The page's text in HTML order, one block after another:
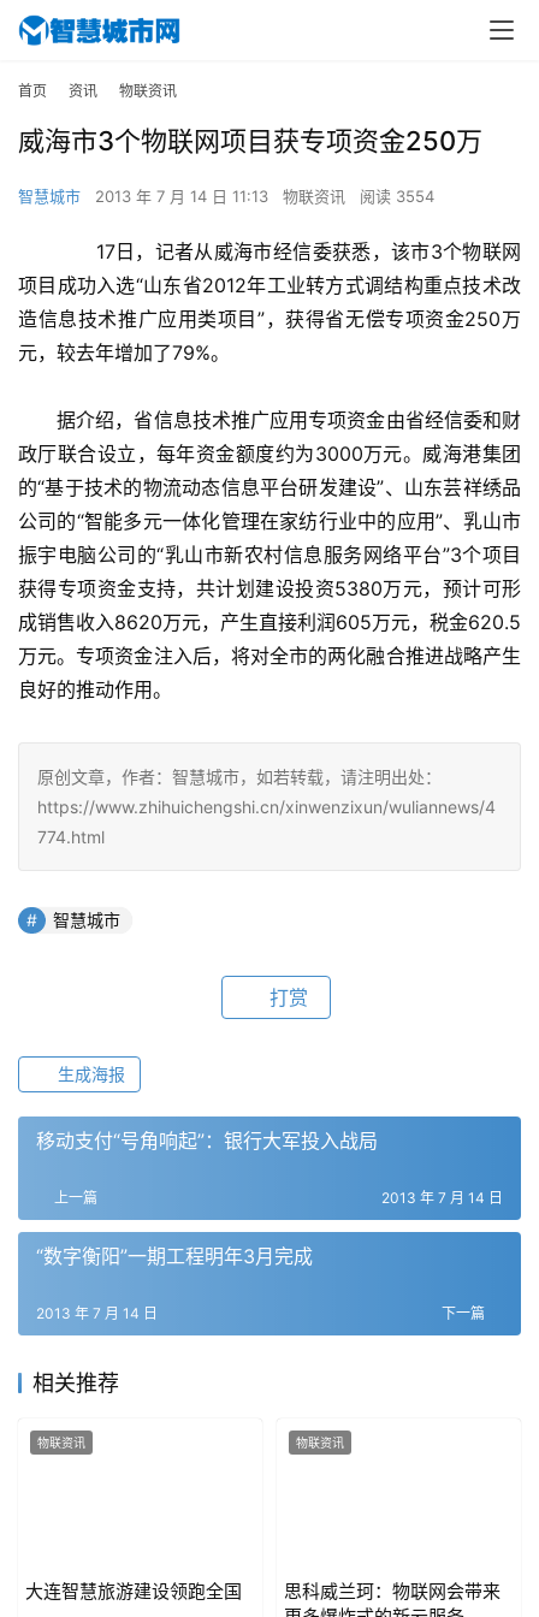
首页 资讯 物联资讯
威海市3个物联网项目获专项资金250万
智慧城市 2013 年 7 月 14 日 11:13 物联资讯 阅读 3554
17日，记者从威海市经信委获悉，该市3个物联网
项目成功入选“山东省2012年工业转方式调结构重点技术改
造信息技术推广应用类项目”，获得省无偿专项资金250万
元，较去年增加了79%。
据介绍，省信息技术推广应用专项资金由省经信委和财
政厅联合设立，每年资金额度约为3000万元。威海港集团
的“基于技术的物流动态信息平台研发建设”、山东芸祥绣品
公司的“智能多元一体化管理在家纺行业中的应用”、乳山市
振宇电脑公司的“乳山市新农村信息服务网络平台”3个项目
获得专项资金支持，共计划建设投资5380万元，预计可形
成销售收入8620万元，产生直接利润605万元，税金620.5
万元。专项资金注入后，将对全市的两化融合推进战略产生
良好的推动作用。
原创文章，作者：智慧城市，如若转载，请注明出处：
https://www.zhihuichengshi.cn/xinwenzixun/wuliannews/4
774.html
智慧城市
打赏
生成海报
移动支付“号角响起”：银行大军投入战局
上一篇 2013 年 7 月 14 日
“数字衡阳”一期工程明年3月完成
下一篇
2013 年 7 月 14 日
相关推荐
物联资讯
大连智慧旅游建设领跑全国
物联资讯
思科威兰珂：物联网会带来